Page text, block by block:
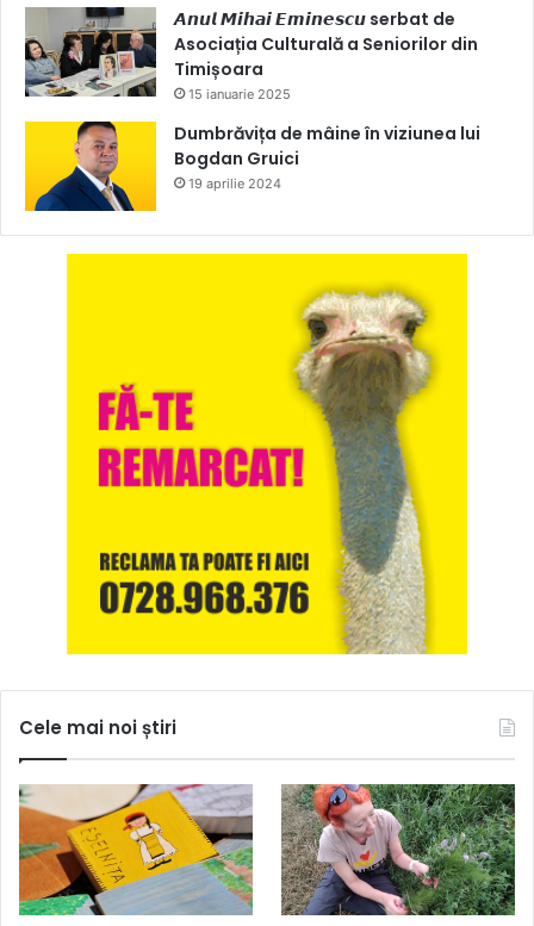
𝘼𝙣𝙪𝙡 𝙈𝙞𝙝𝙖𝙞 𝙀𝙢𝙞𝙣𝙚𝙨𝙘𝙪 serbat de
Asociația Culturală a Seniorilor din
Timișoara
15 ianuarie 2025
Dumbrăvița de mâine în viziunea lui
Bogdan Gruici
19 aprilie 2024
Cele mai noi știri